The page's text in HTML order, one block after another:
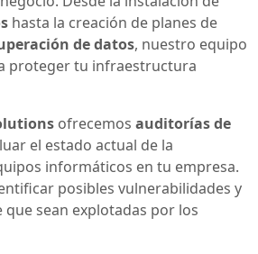
hasta la creación de planes de
de datos, nuestro equipo
proteger tu infraestructura
ofrecemos auditorías de
el estado actual de la
informáticos en tu empresa.
posibles vulnerabilidades y
sean explotadas por los